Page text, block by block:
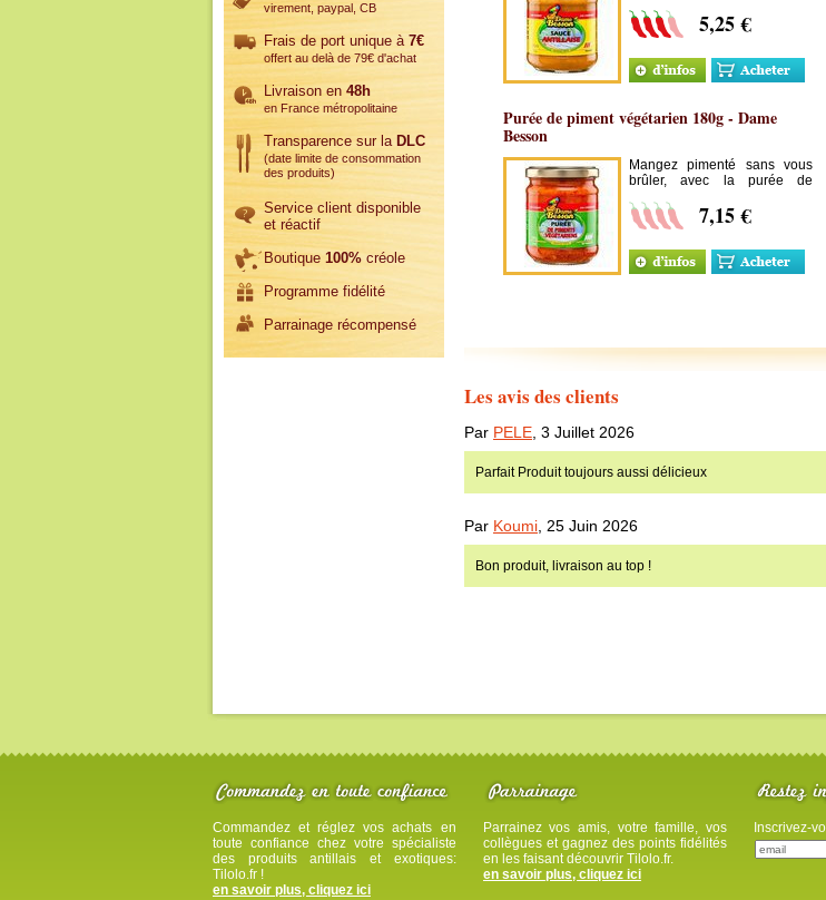
virement, paypal, CB
Frais de port unique à 7€
offert au delà de 79€ d'achat
Livraison en 48h
en France métropolitaine
Transparence sur la DLC
(date limite de consommation
des produits)
Service client disponible
et réactif
Boutique 100%créole
Programme fidélité
Parrainage récompensé
antillaise Dame Besson,
délicieuse sauce piquante
antillais frais.
5,25 €
Purée de piment végétarien 180g - Dame
Besson
Mangez pimenté sans vous
brûler, avec la purée de
Besson.
7,15 €
Les avis des clients
Par PELE 3 Juillet 2026
Parfait Produit toujours aussi délicieux
Par Koumi 25 Juin 2026
Bon produit, livraison au top !
Commandez et réglez vos achats en
toute confiance chez votre spécialiste
des produits antillais et exotiques:
Tilolo.fr !
en savoir plus, cliquez ici
Parrainez vos amis, votre famille, vos
collègues et gagnez des points fidélités
en les faisant découvrir Tilolo.fr.
en savoir plus, cliquez ici
Inscrivez-